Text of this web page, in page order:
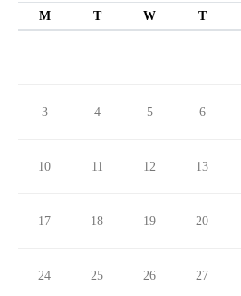
M T W T
3 4 5 6
10 11 12 13
17 18 19 20
24 25 26 27